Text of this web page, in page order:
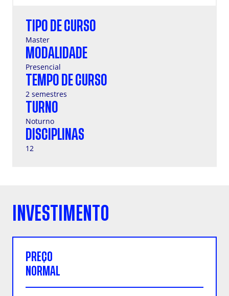
TIPO DE CURSO
Master
MODALIDADE
Presencial
TEMPO DE CURSO
2 semestres
TURNO
Noturno
DISCIPLINAS
12
INVESTIMENTO
PREÇO
NORMAL